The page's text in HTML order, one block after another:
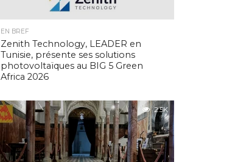
EN BREF
Zenith Technology, LEADER en
Tunisie, présente ses solutions
photovoltaïques au BIG 5 Green
Africa 2026
2.5K